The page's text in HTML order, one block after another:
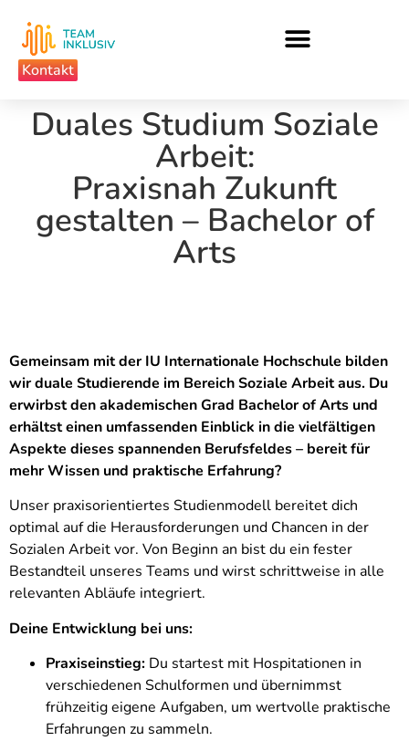
Kontakt
Duales Studium Soziale
Arbeit:
Praxisnah Zukunft
gestalten – Bachelor of
Arts
Gemeinsam mit der IU Internationale Hochschule bilden
wir duale Studierende im Bereich Soziale Arbeit aus. Du
erwirbst den akademischen Grad Bachelor of Arts und
erhältst einen umfassenden Einblick in die vielfältigen
Aspekte dieses spannenden Berufsfeldes – bereit für
mehr Wissen und praktische Erfahrung?
Unser praxisorientiertes Studienmodell bereitet dich
optimal auf die Herausforderungen und Chancen in der
Sozialen Arbeit vor. Von Beginn an bist du ein fester
Bestandteil unseres Teams und wirst schrittweise in alle
relevanten Abläufe integriert.
Deine Entwicklung bei uns:
Praxiseinstieg: Du startest mit Hospitationen in
verschiedenen Schulformen und übernimmst
frühzeitig eigene Aufgaben, um wertvolle praktische
Erfahrungen zu sammeln.